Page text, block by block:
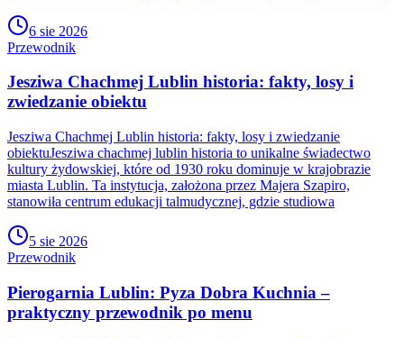
6 sie 2026
Przewodnik
Jesziwa Chachmej Lublin historia: fakty, losy i
zwiedzanie obiektu
Jesziwa Chachmej Lublin historia: fakty, losy i zwiedzanie
obiektuJesziwa chachmej lublin historia to unikalne świadectwo
kultury żydowskiej, które od 1930 roku dominuje w krajobrazie
miasta Lublin. Ta instytucja, założona przez Majera Szapiro,
stanowiła centrum edukacji talmudycznej, gdzie studiowa
5 sie 2026
Przewodnik
Pierogarnia Lublin: Pyza Dobra Kuchnia –
praktyczny przewodnik po menu